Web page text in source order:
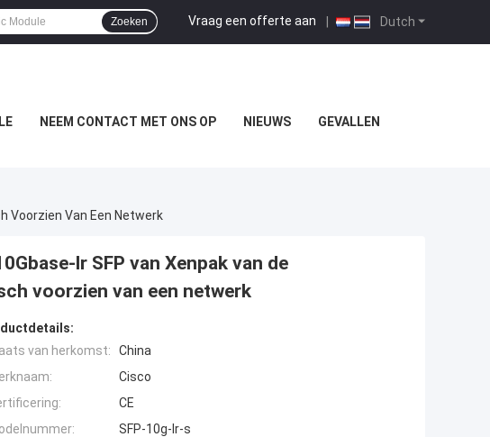
Dutch
Vraag een offerte aan |
Zoeken
NEEM CONTACT MET ONS OP NIEUWS GEVALLEN
Voorzien Van Een Netwerk
lr SFP van Xenpak van de
voorzien van een netwerk
van herkomst:
China
Cisco
CE
SFP-10g-lr-s